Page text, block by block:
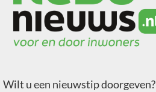
Wilt u een nieuwstip doorgeven?